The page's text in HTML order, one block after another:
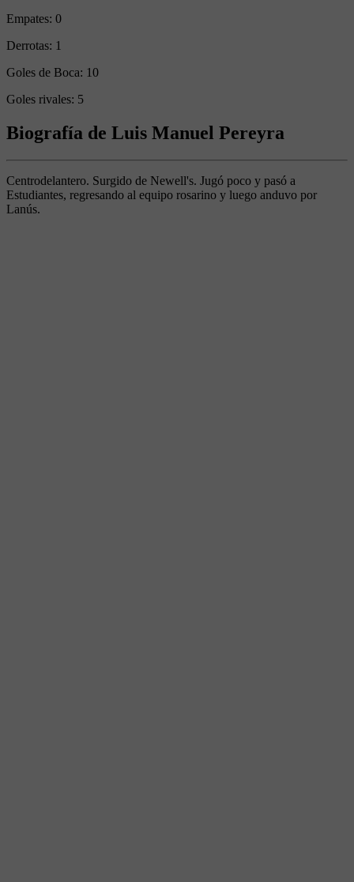
Empates: 0
Derrotas: 1
Goles de Boca: 10
Goles rivales: 5
Biografía de Luis Manuel Pereyra
Centrodelantero. Surgido de Newell's. Jugó poco y pasó a
Estudiantes, regresando al equipo rosarino y luego anduvo por
Lanús.